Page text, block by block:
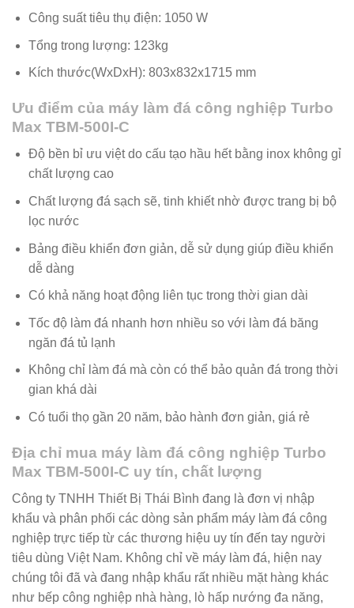
Công suất tiêu thụ điện: 1050 W
Tổng trong lượng: 123kg
Kích thước(WxDxH): 803x832x1715 mm
Ưu điểm của máy làm đá công nghiệp Turbo
Max TBM-500I-C
Độ bền bỉ ưu việt do cấu tạo hầu hết bằng inox không gỉ
chất lượng cao
Chất lượng đá sạch sẽ, tinh khiết nhờ được trang bị bộ
lọc nước
Bảng điều khiển đơn giản, dễ sử dụng giúp điều khiển
dễ dàng
Có khả năng hoạt động liên tục trong thời gian dài
Tốc độ làm đá nhanh hơn nhiều so với làm đá băng
ngăn đá tủ lạnh
Không chỉ làm đá mà còn có thể bảo quản đá trong thời
gian khá dài
Có tuổi thọ gần 20 năm, bảo hành đơn giản, giá rẻ
Địa chỉ mua máy làm đá công nghiệp Turbo
Max TBM-500I-C uy tín, chất lượng
Công ty TNHH Thiết Bị Thái Bình đang là đơn vị nhập
khẩu và phân phối các dòng sản phẩm máy làm đá công
nghiệp trực tiếp từ các thương hiệu uy tín đến tay người
tiêu dùng Việt Nam. Không chỉ về máy làm đá, hiện nay
chúng tôi đã và đang nhập khẩu rất nhiều mặt hàng khác
như bếp công nghiệp nhà hàng, lò hấp nướng đa năng,